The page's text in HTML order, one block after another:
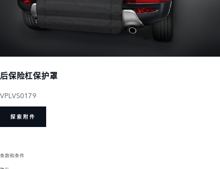
后保险杠保护罩
VPLVS0179
探索附件
条款和条件